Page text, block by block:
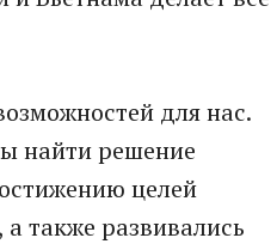
для нас.
найти решение
целей
также развивались